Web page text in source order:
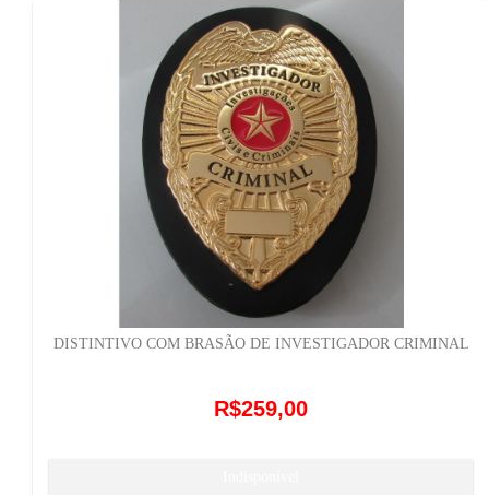
DISTINTIVO COM BRASÃO DE INVESTIGADOR CRIMINAL
R$259,00